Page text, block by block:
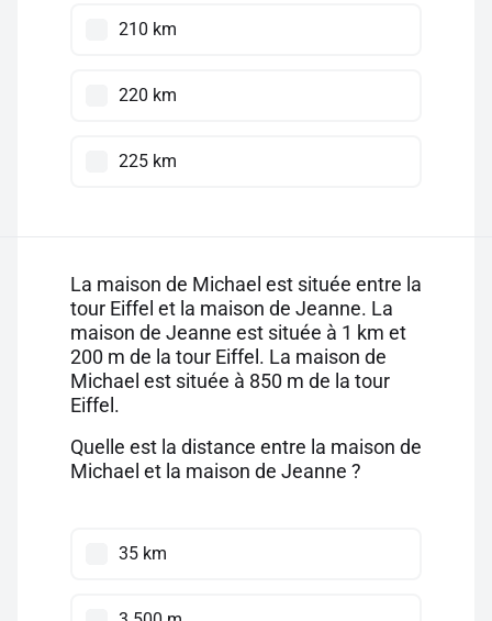
210 km
220 km
225 km
La maison de Michael est située entre la
tour Eiffel et la maison de Jeanne. La
maison de Jeanne est située à 1 km et
200 m de la tour Eiffel. La maison de
Michael est située à 850 m de la tour
Eiffel.
Quelle est la distance entre la maison de
Michael et la maison de Jeanne ?
35 km